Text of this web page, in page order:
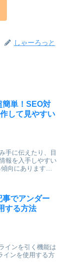
しゃーろっと
簡単！SEO対
して見やすい
手に伝えたり、目
報を入手しやすい
向にあります。
事でアンダー
する方法
インを引く機能は
インを使用する方